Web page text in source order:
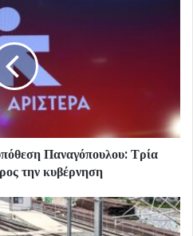
Παναγόπουλου: Τρία
την κυβέρνηση